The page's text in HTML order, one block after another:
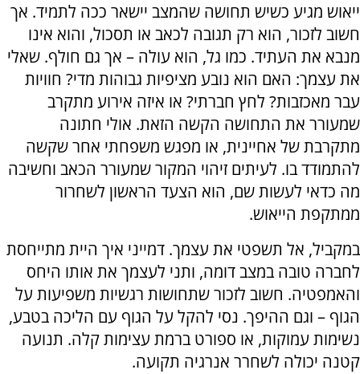
ייאוש מגיע כשיש תחושה שהמצב יישאר ככה לתמיד. אך
חשוב לזכור, הוא רק תגובה לכאב או תסכול, והוא אינו
מנבא את העתיד. כמו גל, הוא עולה – אך גם חולף. שאלי
את עצמך: האם הוא נובע מציפיות גבוהות מדי? חוויות
עבר מאכזבות? לחץ חברתי? או איזה אירוע מתקרב
שמעורר את התחושה הקשה הזאת. אולי חתונה
מתקרבת של אחיינית, או מפגש משפחתי אחר שקשה
להתמודד בו. לעיתים זיהוי המקור שמעורר הכאב וחשיבה
מה כדאי לעשות שם, הוא הצעד הראשון לשחרור
ממתקפת הייאוש.
במקביל, אל תשפטי את עצמך. דמייני איך היית מתייחסת
לחברה טובה במצב דומה, ותני לעצמך את אותו היחס
והאמפטיה. חשוב לזכור שתחושות רגשיות משפיעות על
הגוף – וגם ההיפך. נסי להקל על הגוף עם הליכה בטבע,
נשימות עמוקות, או ספורט ברמת עצימות קלה. תנועה
קטנה יכולה לשחרר אנרגיה תקועה.